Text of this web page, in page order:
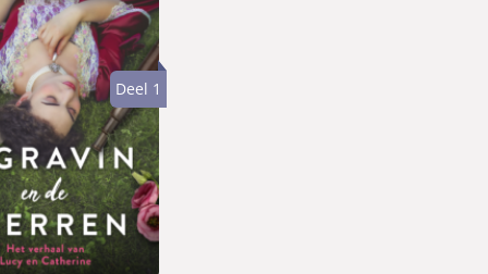
Deel 1